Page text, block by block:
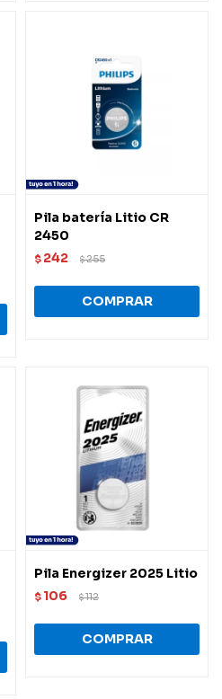
Pila batería Litio CR
2450
$ 242 $255
Pila Energizer 2025 Litio
$ 106 $112